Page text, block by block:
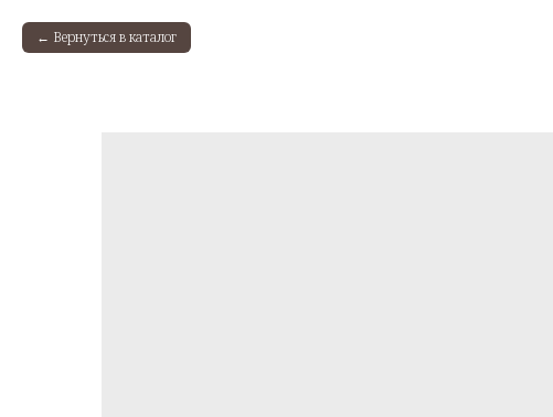
Вернуться в каталог